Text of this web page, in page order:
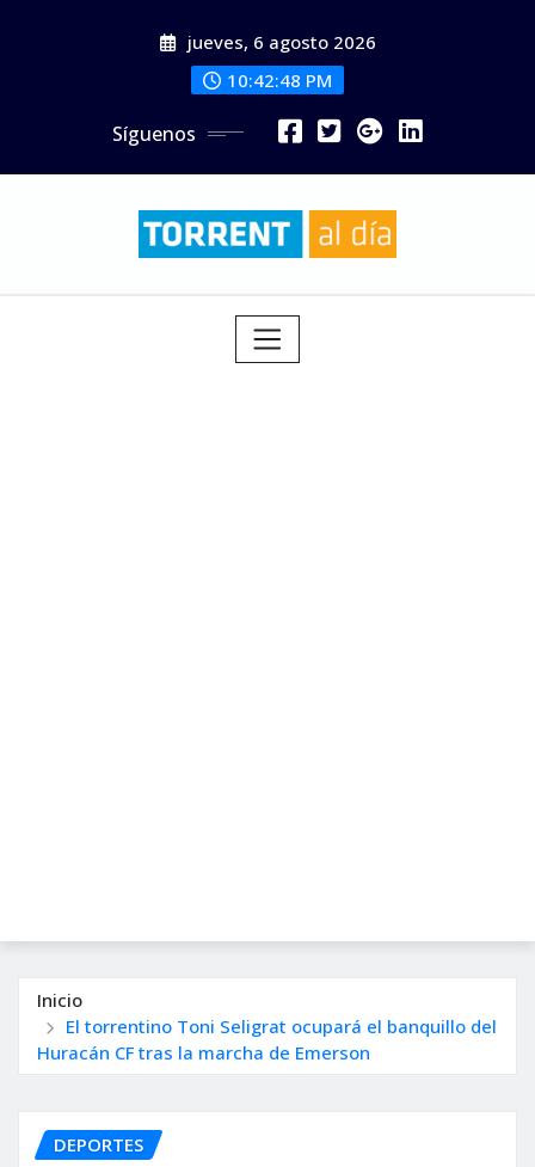
jueves, 6 agosto 2026
10:42:50 PM
Síguenos
Inicio
El torrentino Toni Seligrat ocupará el banquillo del
Huracán CF tras la marcha de Emerson
DEPORTES